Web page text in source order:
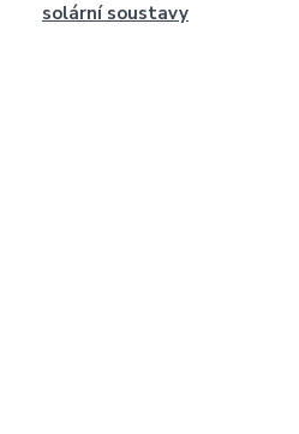
solární soustavy